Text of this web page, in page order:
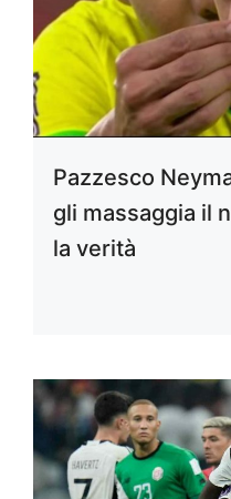
Pazzesco
gli massaggia il
la verità